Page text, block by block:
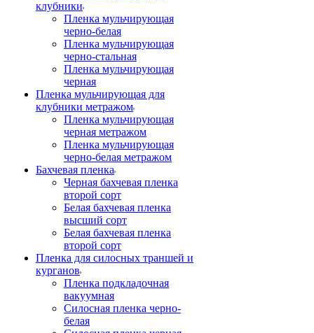
клубники
Пленка мульчирующая
черно-белая
Пленка мульчирующая
черно-стальная
Пленка мульчирующая
черная
Пленка мульчирующая для
клубники метражом
Пленка мульчирующая
черная метражом
Пленка мульчирующая
черно-белая метражом
Бахчевая пленка
Черная бахчевая пленка
второй сорт
Белая бахчевая пленка
высший сорт
Белая бахчевая пленка
второй сорт
Пленка для силосных траншей и
курганов
Пленка подкладочная
вакуумная
Силосная пленка черно-
белая